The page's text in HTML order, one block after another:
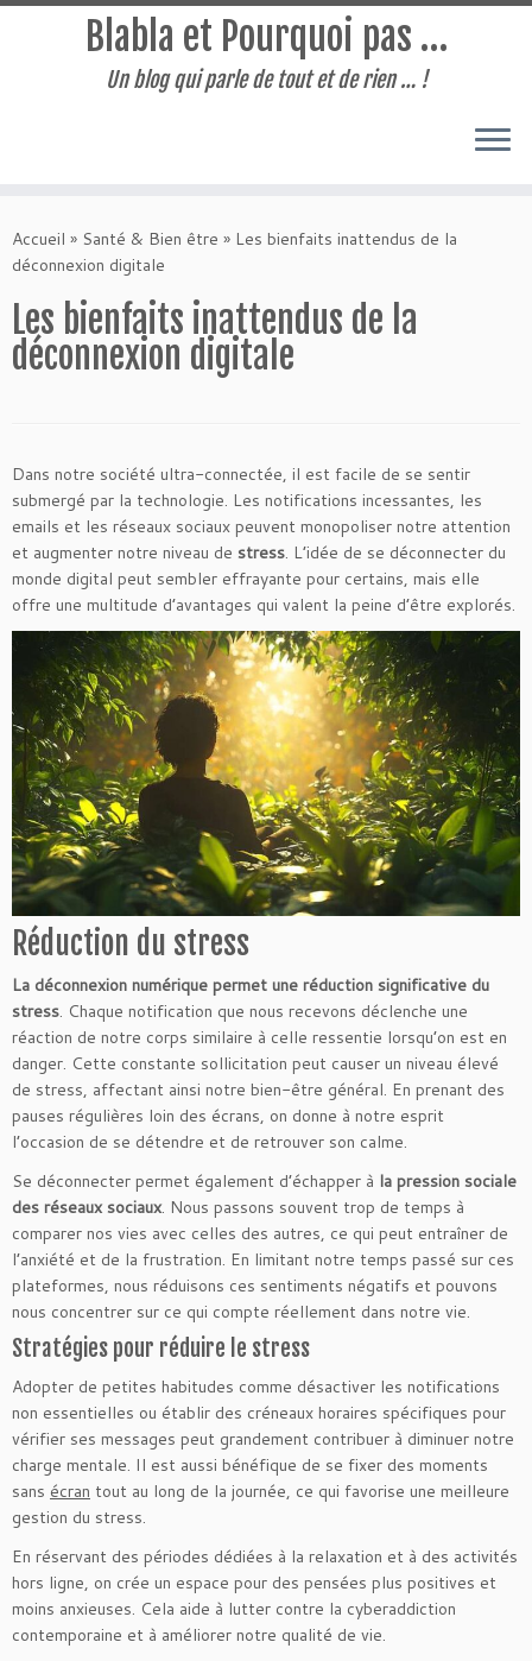
au
contenu
Blabla et Pourquoi pas …
Un blog qui parle de tout et de rien … !
Accueil » Santé & Bien être » Les bienfaits inattendus de la
déconnexion digitale
Les bienfaits inattendus de la
déconnexion digitale
Dans notre société ultra-connectée, il est facile de se sentir
submergé par la technologie. Les notifications incessantes, les
emails et les réseaux sociaux peuvent monopoliser notre attention
et augmenter notre niveau de stress. L’idée de se déconnecter du
monde digital peut sembler effrayante pour certains, mais elle
offre une multitude d’avantages qui valent la peine d’être explorés.
Réduction du stress
La déconnexion numérique permet une réduction significative du
stress. Chaque notification que nous recevons déclenche une
réaction de notre corps similaire à celle ressentie lorsqu’on est en
danger. Cette constante sollicitation peut causer un niveau élevé
de stress, affectant ainsi notre bien-être général. En prenant des
pauses régulières loin des écrans, on donne à notre esprit
l’occasion de se détendre et de retrouver son calme.
Se déconnecter permet également d’échapper à la pression sociale
des réseaux sociaux. Nous passons souvent trop de temps à
comparer nos vies avec celles des autres, ce qui peut entraîner de
l’anxiété et de la frustration. En limitant notre temps passé sur ces
plateformes, nous réduisons ces sentiments négatifs et pouvons
nous concentrer sur ce qui compte réellement dans notre vie.
Stratégies pour réduire le stress
Adopter de petites habitudes comme désactiver les notifications
non essentielles ou établir des créneaux horaires spécifiques pour
vérifier ses messages peut grandement contribuer à diminuer notre
charge mentale. Il est aussi bénéfique de se fixer des moments
sans écran tout au long de la journée, ce qui favorise une meilleure
gestion du stress.
En réservant des périodes dédiées à la relaxation et à des activités
hors ligne, on crée un espace pour des pensées plus positives et
moins anxieuses. Cela aide à lutter contre la cyberaddiction
contemporaine et à améliorer notre qualité de vie.